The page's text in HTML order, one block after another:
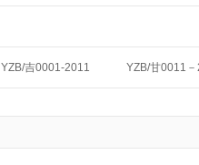
YZB/吉0001-2011 YZB/甘0011